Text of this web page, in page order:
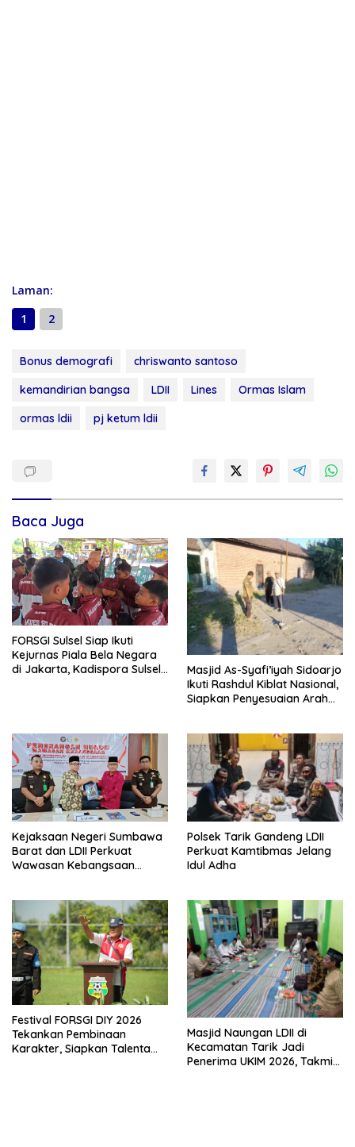
Laman:
1
2
Bonus demografi
chriswanto santoso
kemandirian bangsa
LDII Lines
Ormas Islam
ormas ldii
pj ketum ldii
Baca Juga
FORSGI Sulsel Siap Ikuti
Kejurnas Piala Bela Negara
di Jakarta, Kadispora Sulsel
Masjid As-Syafi’iyah Sidoarjo
Ikuti Rashdul Kiblat Nasional,
Siapkan Penyesuaian Arah
Kejaksaan Negeri Sumbawa
Barat dan LDII Perkuat
Wawasan Kebangsaan
Polsek Tarik Gandeng LDII
Perkuat Kamtibmas Jelang
Idul Adha
Festival FORSGI DIY 2026
Tekankan Pembinaan
Karakter, Siapkan Talenta
Masjid Naungan LDII di
Kecamatan Tarik Jadi
Penerima UKIM 2026, Takmir